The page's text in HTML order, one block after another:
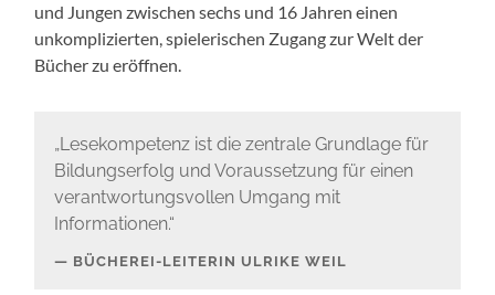
und Jungen zwischen sechs und 16 Jahren einen
unkomplizierten, spielerischen Zugang zur Welt der
Bücher zu eröffnen.
„Lesekompetenz ist die zentrale Grundlage für
Bildungserfolg und Voraussetzung für einen
verantwortungsvollen Umgang mit
Informationen.“
BÜCHEREI-LEITERIN ULRIKE WEIL